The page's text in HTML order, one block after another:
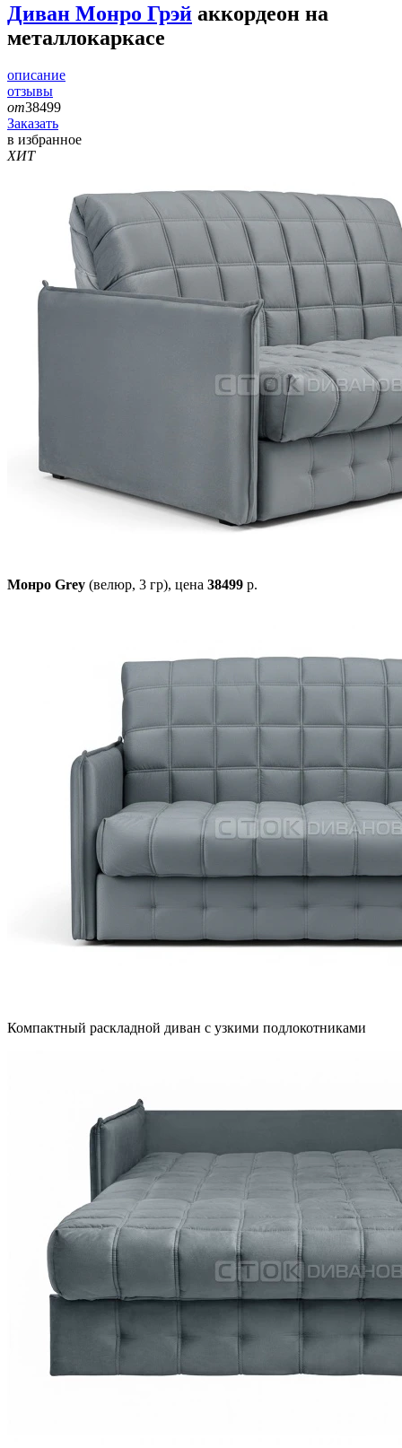
Диван Монро Грэй аккордеон на
металлокаркасе
описание
отзывы
от38499
Заказать
в избранное
ХИТ
Монро Grey (велюр, 3 гр), цена 38499 р.
Компактный раскладной диван с узкими подлокотниками